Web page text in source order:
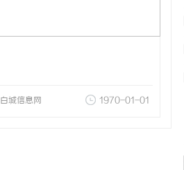
白城信息网 1970-01-01